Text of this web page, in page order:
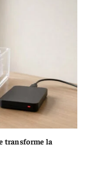
transforme la